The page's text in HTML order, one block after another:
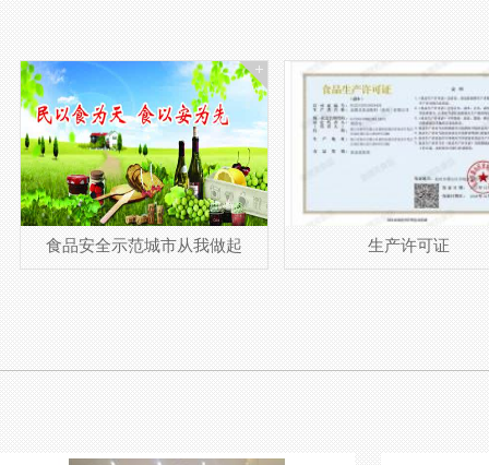
生产许可证 中国十大品牌